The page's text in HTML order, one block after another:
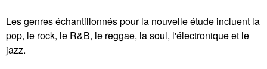
Les genres échantillonnés pour la nouvelle étude incluent la
pop, le rock, le R&B, le reggae, la soul, l'électronique et le
jazz.